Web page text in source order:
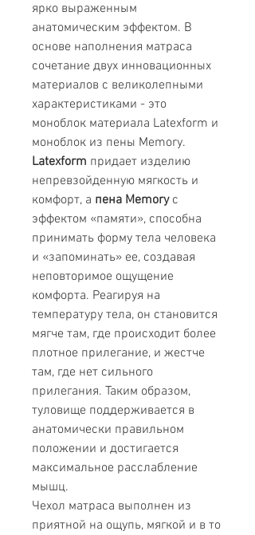
ярко выраженным
анатомическим эффектом. В
основе наполнения матраса
сочетание двух инновационных
материалов с великолепными
характеристиками - это
моноблок материала Latexform и
моноблок из пены Memory.
Latexform придает изделию
непревзойденную мягкость и
комфорт, а пена Memoryс
эффектом «памяти», способна
принимать форму тела человека
и «запоминать» ее, создавая
неповторимое ощущение
комфорта. Реагируя на
температуру тела, он становится
мягче там, где происходит более
плотное прилегание, и жестче
там, где нет сильного
прилегания. Таким образом,
туловище поддерживается в
анатомически правильном
положении и достигается
максимальное расслабление
мышц.
Чехол матраса выполнен из
приятной на ощупь, мягкой и в то